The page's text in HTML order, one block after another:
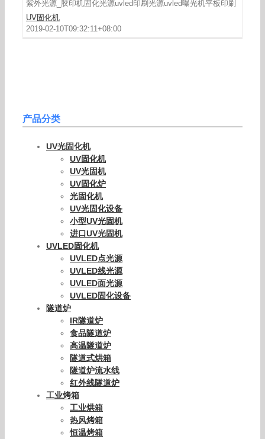
紫外光源_胶印机固化光源uvled印刷光源uvled曝光机平板印刷
UV固化机
2019-02-10T09:32:11+08:00
产品分类
UV光固化机
UV固化机
UV光固机
UV固化炉
光固化机
UV光固化设备
小型UV光固机
进口UV光固机
UVLED固化机
UVLED点光源
UVLED线光源
UVLED面光源
UVLED固化设备
隧道炉
IR隧道炉
食品隧道炉
高温隧道炉
隧道式烘箱
隧道炉流水线
红外线隧道炉
工业烤箱
工业烘箱
热风烤箱
恒温烤箱